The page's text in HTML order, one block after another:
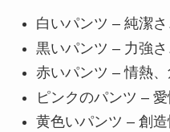
白いパンツ – 純潔
黒いパンツ – 力強
赤いパンツ – 情熱
ピンクのパンツ –
黄色いパンツ – 創